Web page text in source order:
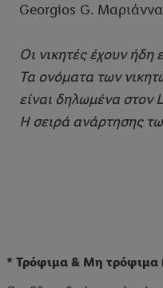
Georgios G. Μαριάννα
Οι νικητές έχουν ήδη
Τα ονόματα των
είναι δηλωμένα στον
Η σειρά ανάρτησης
* Τρόφιμα & Μη τρόφιμα